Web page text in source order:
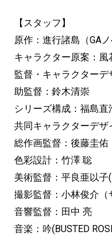
【スタッフ】
原作：進行諸島（GA
キャラクター原案：風
監督・キャラクター
助監督：鈴木清崇
シリーズ構成：福島直
共同キャラクターデザ
総作画監督：後藤圭佑
色彩設計：竹澤 聡
美術監督：平良亜以子
撮影監督：小林俊介（
音響監督：田中 亮
音楽：吟(BUSTED